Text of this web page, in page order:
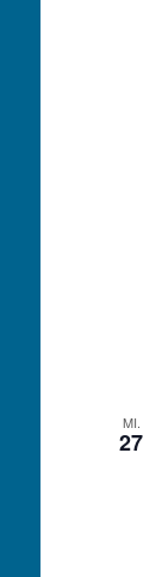
MI.
27